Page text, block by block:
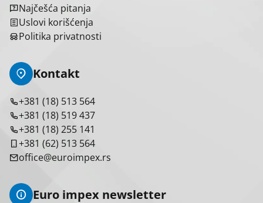
Najčešća pitanja
Uslovi korišćenja
Politika privatnosti
Kontakt
+381 (18) 513 564
+381 (18) 519 437
+381 (18) 255 141
+381 (62) 513 564
office@euroimpex.rs
Euro impex newsletter